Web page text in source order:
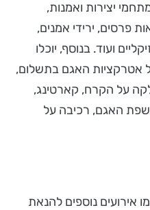
יצירות ואמנות,
פרסים, ירידי אמנים,
ועוד. בנוסף, יוכלו
אטרקציות האגם בתשלום,
על הקרח, קארטינג,
שפת האגם, רכיבה על
אירועים נוספים להנאת